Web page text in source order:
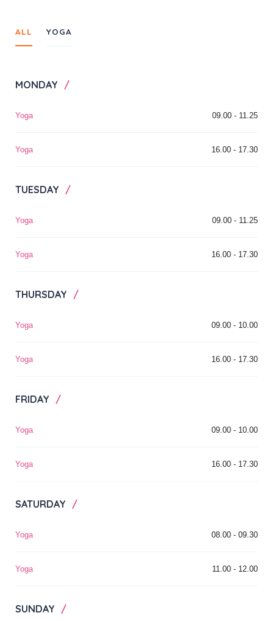
ALL YOGA
MONDAY
Yoga 09.00 - 11.25
Yoga 16.00 - 17.30
TUESDAY
Yoga 09.00 - 11.25
Yoga 16.00 - 17.30
THURSDAY
Yoga 09.00 - 10.00
Yoga 16.00 - 17.30
FRIDAY
Yoga 09.00 - 10.00
Yoga 16.00 - 17.30
SATURDAY
Yoga 08.00 - 09.30
Yoga 11.00 - 12.00
SUNDAY